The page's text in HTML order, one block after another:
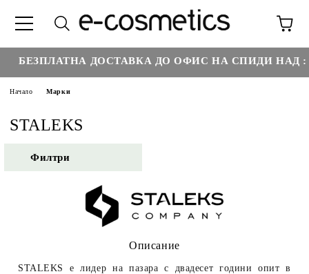
ДОСТАВКА ДО ОФИС НА СПИДИ НАД :
Начало Марки
STALEKS
Филтри
Описание
STALEKS е лидер на пазара с двадесет години опит в